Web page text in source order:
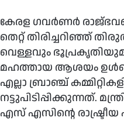
കേരള ഗവര്‍ണര്‍
തെറ്റ് തിരിച്ചറിഞ്ഞ്
വെള്ളവും
മഹത്തായ ആശയം
എല്ലാ ബ്രാഞ്ച്
നട്ടുപിടിപ്പിക്കുന്നത്.
എസ് എസിന്റെ രാഷ്ട്രീയ